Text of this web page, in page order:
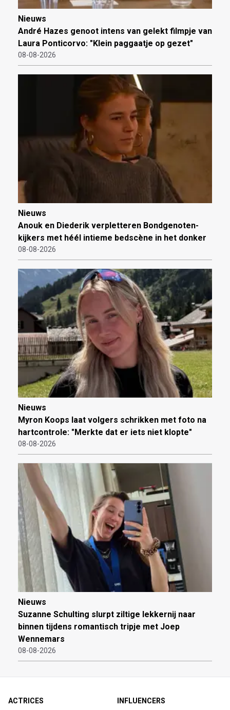
Nieuws
André Hazes genoot intens van gelekt filmpje van
Laura Ponticorvo: "Klein paggaatje op gezet"
08-08-2026
Nieuws
Anouk en Diederik verpletteren Bondgenoten-
kijkers met héél intieme bedscène in het donker
08-08-2026
Nieuws
Myron Koops laat volgers schrikken met foto na
hartcontrole: "Merkte dat er iets niet klopte"
08-08-2026
Nieuws
Suzanne Schulting slurpt ziltige lekkernij naar
binnen tijdens romantisch tripje met Joep
Wennemars
08-08-2026
ACTRICES
INFLUENCERS